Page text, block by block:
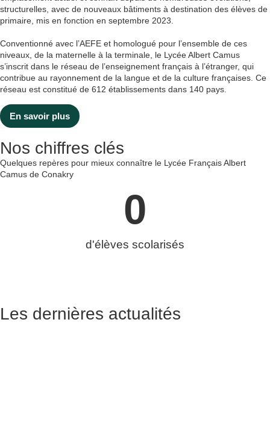
structurelles, avec de nouveaux bâtiments à destination des élèves de
primaire, mis en fonction en septembre 2023.
Conventionné avec l’AEFE et homologué pour l’ensemble de ces
niveaux, de la maternelle à la terminale, le Lycée Albert Camus
s’inscrit dans le réseau de l’enseignement français à l’étranger, qui
contribue au rayonnement de la langue et de la culture françaises. Ce
réseau est constitué de 612 établissements dans 140 pays.
En savoir plus
Nos chiffres clés
Quelques repères pour mieux connaître le Lycée Français Albert
Camus de Conakry
d'élèves scolarisés
0
Les dernières actualités